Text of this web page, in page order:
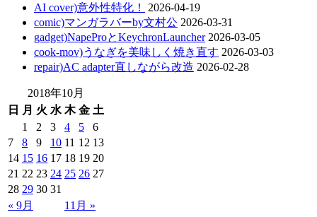
AI cover)意外性特化！
2026-04-19
comic)マンガラバーby文村公 2026-03-31
gadget)NapeProとKeychronLauncher 2026-03-05
cook-mov)うなぎを美味しく焼き直す 2026-03-03
repair)AC adapter直しながら改造 2026-02-28
2018年10月
日
月 火 水 木 金 土
« 9月 11月 »
1 2 3 4 5
6
7
8 9 10 11 12 13
14 15 16 17 18 19 20
21 22 23 24 25 26 27
28 29 30 31